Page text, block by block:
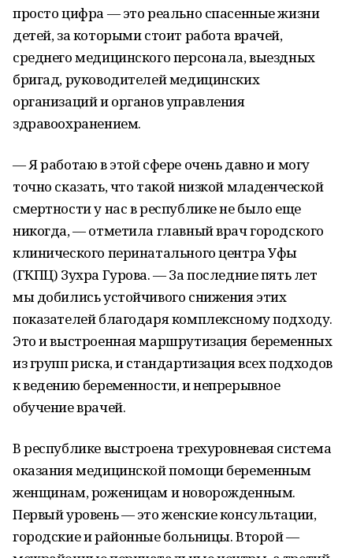
просто цифра — это реально спасенные жизни
детей, за которыми стоит работа врачей,
среднего медицинского персонала, выездных
бригад, руководителей медицинских
организаций и органов управления
здравоохранением.
— Я работаю в этой сфере очень давно и могу
точно сказать, что такой низкой младенческой
смертности у нас в республике не было еще
никогда, — отметила главный врач городского
клинического перинатального центра Уфы
(ГКПЦ) Зухра Гурова. — За последние пять лет
мы добились устойчивого снижения этих
показателей благодаря комплексному подходу.
Это и выстроенная маршрутизация беременных
из групп риска, и стандартизация всех подходов
к ведению беременности, и непрерывное
обучение врачей.
В республике выстроена трехуровневая система
оказания медицинской помощи беременным
женщинам, роженицам и новорожденным.
Первый уровень — это женские консультации,
городские и районные больницы. Второй —